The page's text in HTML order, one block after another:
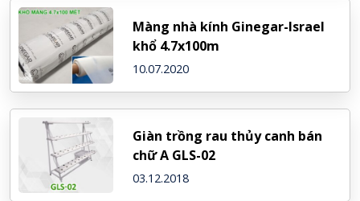
Màng nhà kính Ginegar-Israel
khổ 4.7x100m
10.07.2020
Giàn trồng rau thủy canh bán
chữ A GLS-02
03.12.2018